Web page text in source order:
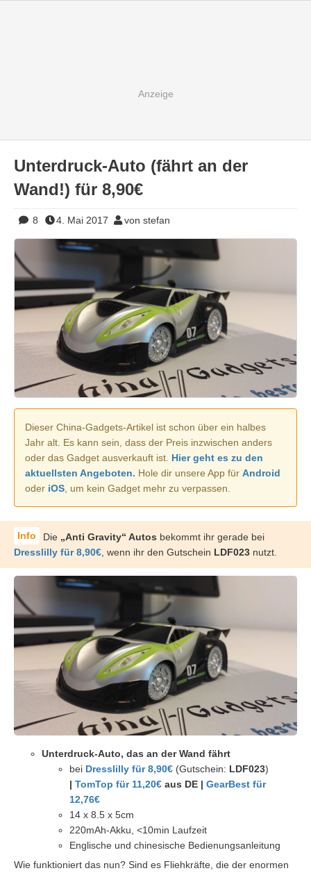
Unterdruck-Auto (fährt an der
Wand!) für 8,90€
8 4. Mai 2017 von stefan
Dieser China-Gadgets-Artikel ist schon über ein halbes
Jahr alt. Es kann sein, dass der Preis inzwischen anders
oder das Gadget ausverkauft ist. Hier geht es zu den
aktuellsten Angeboten. Hole dir unsere App für Android
oder iOS, um kein Gadget mehr zu verpassen.
Die „Anti Gravity“ Autos bekommt ihr gerade bei
Dresslilly für 8,90€, wenn ihr den Gutschein LDF023 nutzt.
Unterdruck-Auto, das an der Wand fährt
bei Dresslilly für 8,90€ (Gutschein: LDF023)
| TomTop für 11,20€ aus DE | GearBest für
12,76€
14 x 8.5 x 5cm
220mAh-Akku, <10min Laufzeit
Englische und chinesische Bedienungsanleitung
Wie funktioniert das nun? Sind es Fliehkräfte, die der enormen